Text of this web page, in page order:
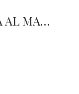
CHONCHI 36 HA VISTA AL MAR EN AGONI